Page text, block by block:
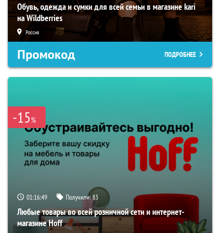
Обувь, одежда и сумки для всей семьи в магазине kari
на Wildberries
Россия
Промокод ПОДРОБНЕЕ
-15%
01:16:48 Получили:83
Любые товары во всей розничной сети и интернет-
магазине Hoff